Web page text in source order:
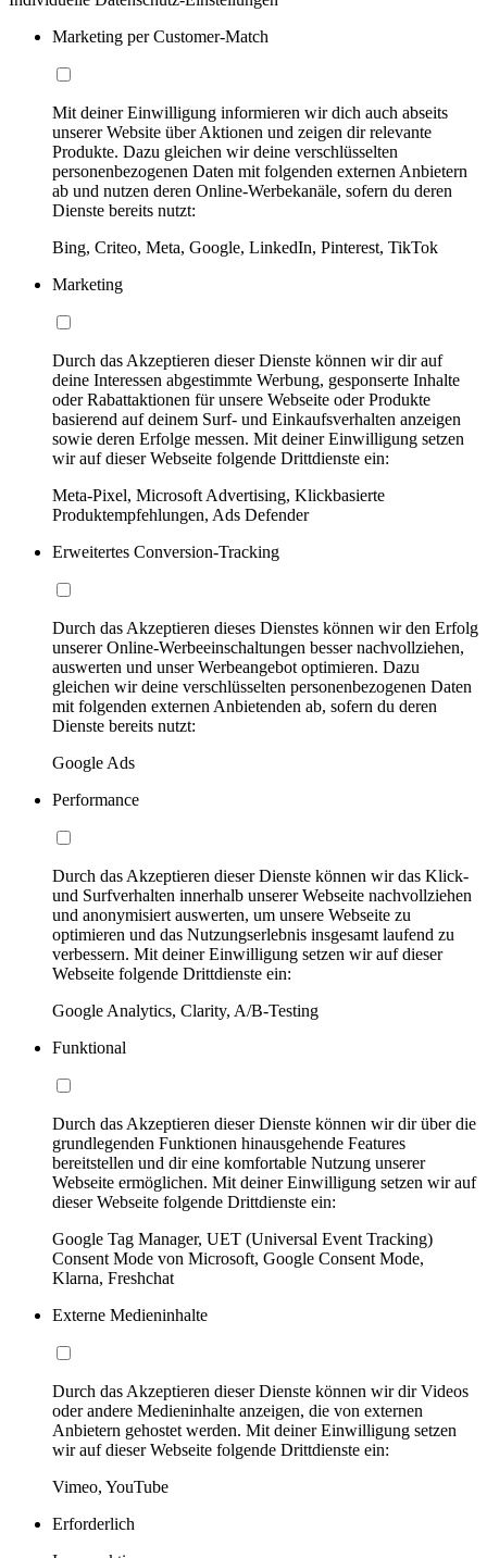
Marketing per Customer-Match
Mit deiner Einwilligung informieren wir dich auch abseits
unserer Website über Aktionen und zeigen dir relevante
Produkte. Dazu gleichen wir deine verschlüsselten
personenbezogenen Daten mit folgenden externen Anbietern
ab und nutzen deren Online-Werbekanäle, sofern du deren
Dienste bereits nutzt:
Bing, Criteo, Meta, Google, LinkedIn, Pinterest, TikTok
Marketing
Durch das Akzeptieren dieser Dienste können wir dir auf
deine Interessen abgestimmte Werbung, gesponserte Inhalte
oder Rabattaktionen für unsere Webseite oder Produkte
basierend auf deinem Surf- und Einkaufsverhalten anzeigen
sowie deren Erfolge messen. Mit deiner Einwilligung setzen
wir auf dieser Webseite folgende Drittdienste ein:
Meta-Pixel, Microsoft Advertising, Klickbasierte
Produktempfehlungen, Ads Defender
Erweitertes Conversion-Tracking
Durch das Akzeptieren dieses Dienstes können wir den Erfolg
unserer Online-Werbeeinschaltungen besser nachvollziehen,
auswerten und unser Werbeangebot optimieren. Dazu
gleichen wir deine verschlüsselten personenbezogenen Daten
mit folgenden externen Anbietenden ab, sofern du deren
Dienste bereits nutzt:
Google Ads
Performance
Durch das Akzeptieren dieser Dienste können wir das Klick-
und Surfverhalten innerhalb unserer Webseite nachvollziehen
und anonymisiert auswerten, um unsere Webseite zu
optimieren und das Nutzungserlebnis insgesamt laufend zu
verbessern. Mit deiner Einwilligung setzen wir auf dieser
Webseite folgende Drittdienste ein:
Google Analytics, Clarity, A/B-Testing
Funktional
Durch das Akzeptieren dieser Dienste können wir dir über die
grundlegenden Funktionen hinausgehende Features
bereitstellen und dir eine komfortable Nutzung unserer
Webseite ermöglichen. Mit deiner Einwilligung setzen wir auf
dieser Webseite folgende Drittdienste ein:
Google Tag Manager, UET (Universal Event Tracking)
Consent Mode von Microsoft, Google Consent Mode,
Klarna, Freshchat
Externe Medieninhalte
Durch das Akzeptieren dieser Dienste können wir dir Videos
oder andere Medieninhalte anzeigen, die von externen
Anbietern gehostet werden. Mit deiner Einwilligung setzen
wir auf dieser Webseite folgende Drittdienste ein:
Vimeo, YouTube
Erforderlich